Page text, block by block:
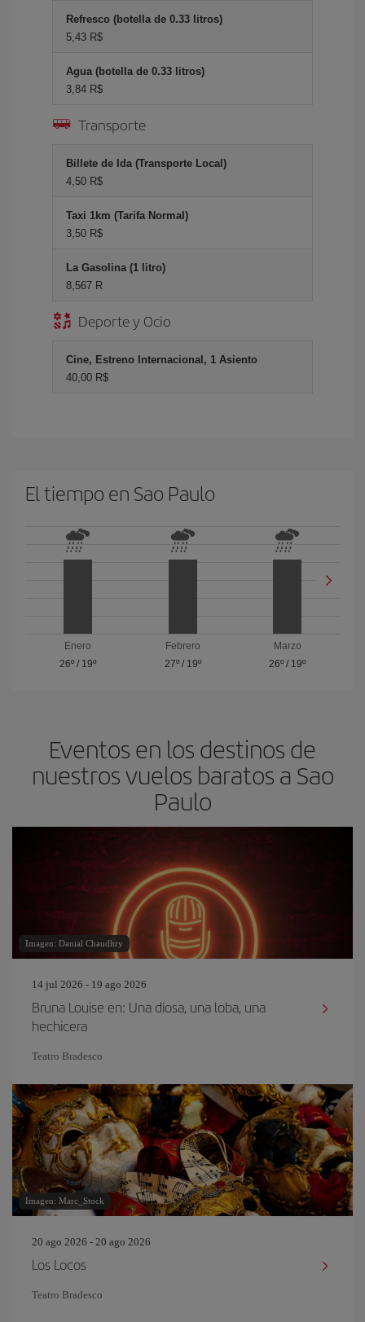
Refresco (botella de 0.33 litros)
5,43 R$
Agua (botella de 0.33 litros)
3,84 R$
Transporte
Billete de Ida (Transporte Local)
4,50 R$
Taxi 1km (Tarifa Normal)
3,50 R$
La Gasolina (1 litro)
8,567 R
Deporte y Ocio
Cine, Estreno Internacional, 1 Asiento
40,00 R$
El tiempo en Sao Paulo
Enero
26º/ 19º
Febrero
27º/ 19º
Marzo
26º / 19º
Eventos en los destinos de
nuestros vuelos baratos a Sao
Paulo
Imagen: Danial Chaudhry
14 jul 2026 - 19 ago 2026
Bruna Louise en: Una diosa, una loba, una
hechicera
Teatro Bradesco
Imagen: Marc_Stock
20 ago 2026 - 20 ago 2026
Los Locos
Teatro Bradesco